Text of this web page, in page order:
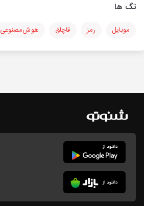
تگ ها
موبایل رمز قاچاق هوش‌مصنوعی